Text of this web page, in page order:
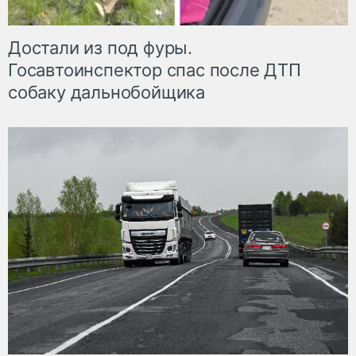
Достали из под фуры.
Госавтоинспектор спас после ДТП
собаку дальнобойщика